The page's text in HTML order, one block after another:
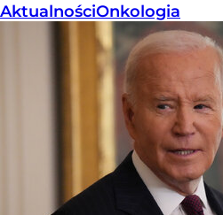
AktualnościOnkologia